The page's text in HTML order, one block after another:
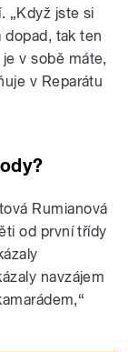
„Když jste si
dopad, tak ten
v sobě máte,
v Reparátu
Rumianová
od první třídy
navzájem